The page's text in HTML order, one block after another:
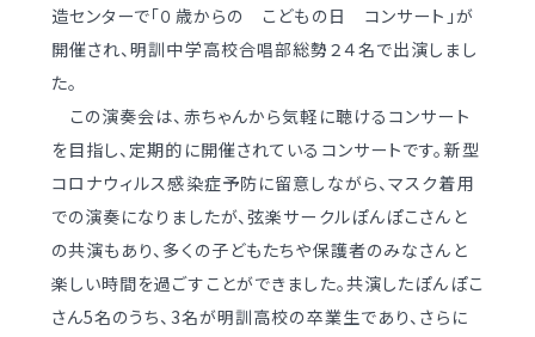
学校案内
（デジタルパンフ）
入試情報
募集要項・
入学検査実施状況
諸経費
オープンスクール等
明訓の学び GSC
入学案内
インターネット出願
募集要項
入学検査実施状況
諸経費
造センターで「０歳からの こどもの日 コンサート」が
開催され、明訓中学高校合唱部総勢２４名で出演しまし
た。
この演奏会は、赤ちゃんから気軽に聴けるコンサート
を目指し、定期的に開催されているコンサートです。新型
コロナウィルス感染症予防に留意しながら、マスク着用
での演奏になりましたが、弦楽サークルぽんぽこさんと
の共演もあり、多くの子どもたちや保護者のみなさんと
楽しい時間を過ごすことができました。共演したぽんぽこ
さん5名のうち、3名が明訓高校の卒業生であり、さらに